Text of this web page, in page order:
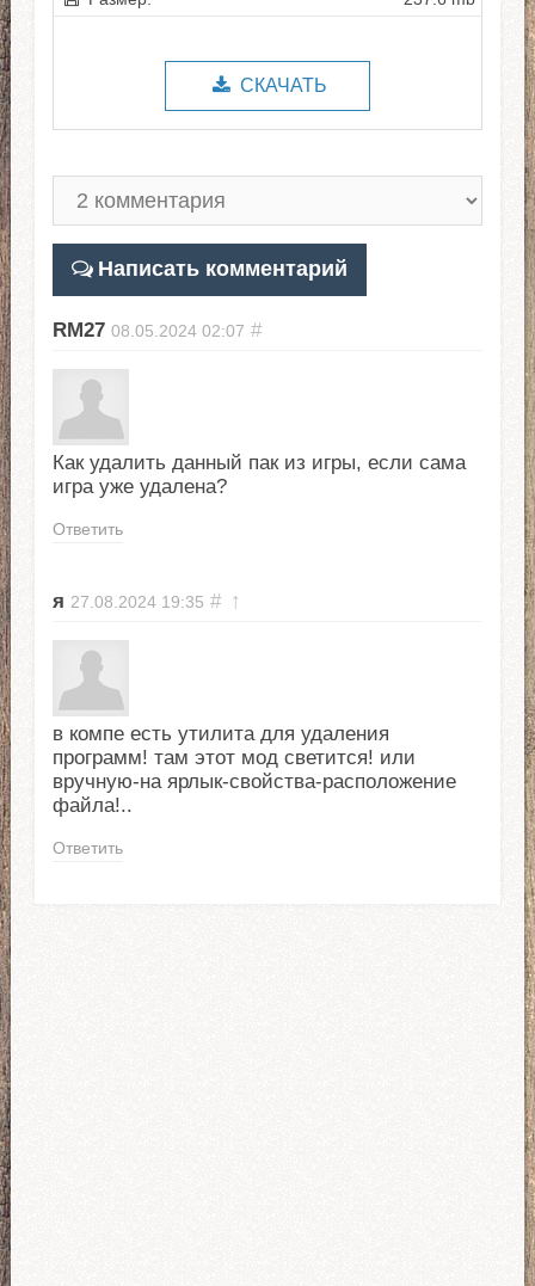
СКАЧАТЬ
Написать комментарий
RM27 08.05.2024 02:07 #
Как удалить данный пак из игры, если сама
игра уже удалена?
Ответить
я 27.08.2024 19:35 # ↑
в компе есть утилита для удаления
программ! там этот мод светится! или
вручную-на ярлык-свойства-расположение
файла!..
Ответить